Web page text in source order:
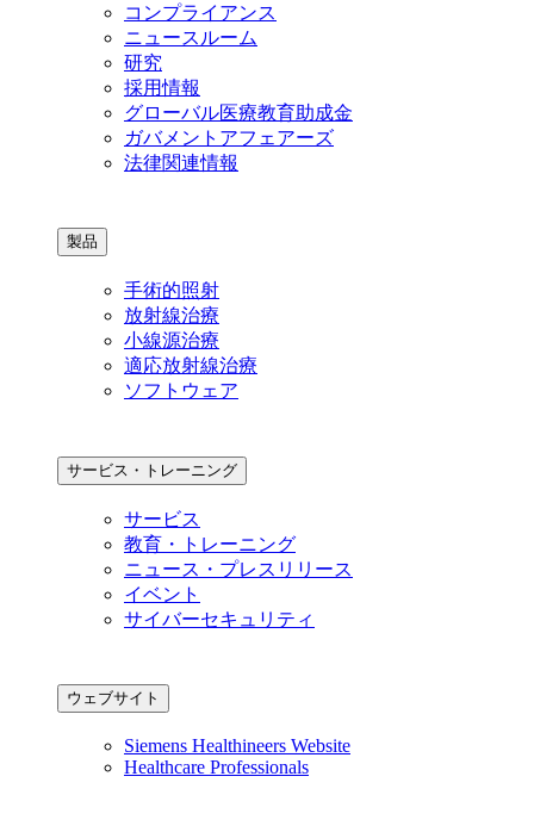
コンプライアンス
ニュースルーム
研究
採用情報
グローバル医療教育助成金
ガバメントアフェアーズ
法律関連情報
製品
手術的照射
放射線治療
小線源治療
適応放射線治療
ソフトウェア
サービス・トレーニング
サービス
教育・トレーニング
ニュース・プレスリリース
イベント
サイバーセキュリティ
ウェブサイト
Siemens Healthineers Website
Healthcare Professionals